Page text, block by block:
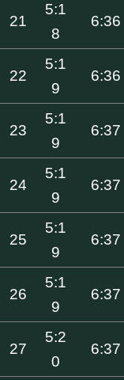
21
5:1
8
6:36
22
5:1
9
6:36
23
5:1
9
6:37
24
5:1
9
6:37
25
5:1
9
6:37
26
5:1
9
6:37
27
5:2
0
6:37